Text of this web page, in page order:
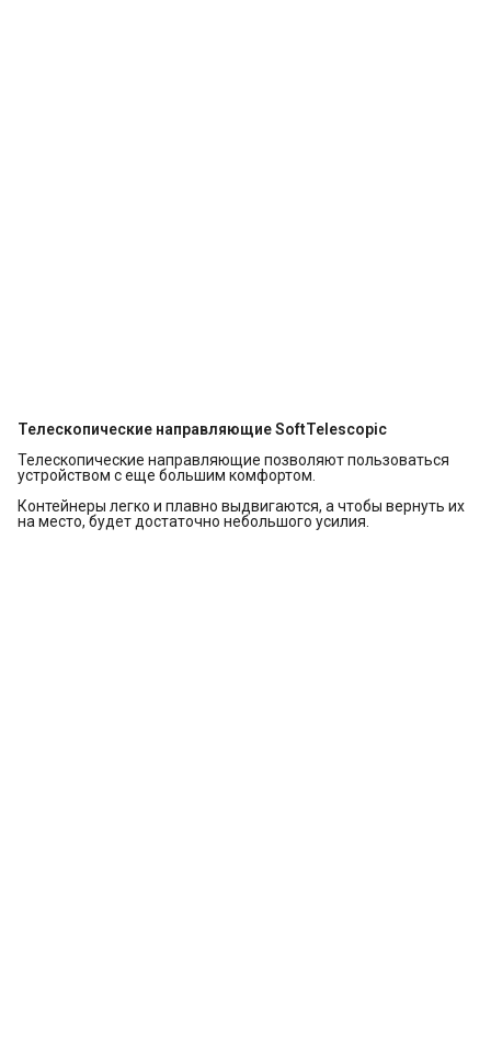
Телескопические направляющие SoftTelescopic
Телескопические направляющие позволяют пользоваться
устройством с еще большим комфортом.
Контейнеры легко и плавно выдвигаются, а чтобы вернуть их
на место, будет достаточно небольшого усилия.